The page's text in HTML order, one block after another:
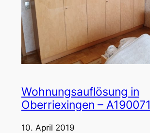
Wohnungsauflösung in
Oberriexingen – A190071
10. April 2019